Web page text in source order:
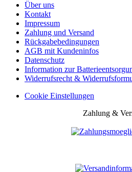
Über uns
Kontakt
Impressum
Zahlung und Versand
Rückgabebedingungen
AGB mit Kundeninfos
Datenschutz
Information zur
Widerrufsrecht &
Cookie Einstellungen
Zahlung &